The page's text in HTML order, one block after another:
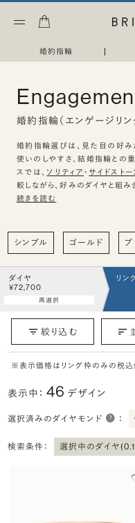
婚約指輪 |
婚約指輪（エンゲージリ
婚約指輪選びは、見た目の好み
使いのしやすさ、結婚指輪との
スでは、 ソリティア ・ サイドストー
較しながら、好みのダイヤと組み
続きを読む
シンプル ゴールド プ
ダイヤ
¥72,700
再選択
リン
絞り込む
※表示価格はリング枠のみの税込
表示中：46 デザイン
選択済みのダイヤモンド ：
検索条件： 選択中のダイヤ